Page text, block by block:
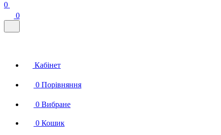
0
0
Кабінет
0 Порівняння
0 Вибране
0 Кошик